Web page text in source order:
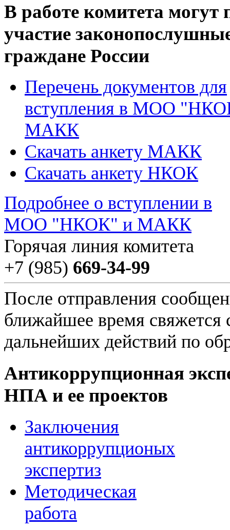
В работе комитета могут
участие
граждане России
Перечень документов для
вступления в МОО
МАКК
Скачать анкету МАКК
Скачать анкету НКОК
Подробнее о вступлении в
МОО "НКОК" и МАКК
Горячая линия комитета
+7 (985) 669-34-99
После отправления
ближайшее время свяжется
дальнейших действий по
Антикоррупционная
НПА и ее проектов
Заключения
антикоррупционых
экспертиз
Методическая
работа